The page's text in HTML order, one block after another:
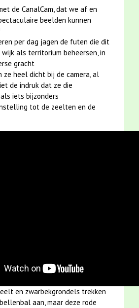
de CanalCam, dat we af en
beelden kunnen
per dag jagen de futen die dit
als territorium beheersen, in
gracht
ze heel dicht bij de camera, al
de indruk dat ze die
iets bijzonders
tot de zeelten en de
en zwarbekgrondels trekken
aan, maar deze rode